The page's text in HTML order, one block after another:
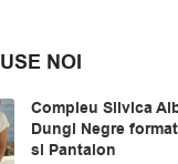
NOI
Compleu Silvica
Dungi Negre
si Pantalon